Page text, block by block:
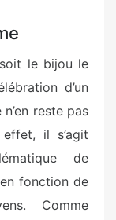
le bijou le
d’un
reste pas
il s’agit
de
fonction de
Comme